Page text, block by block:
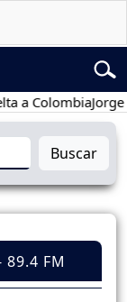
Jorge
Buscar
89.4 FM